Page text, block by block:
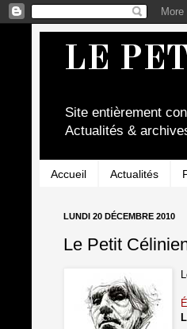
LE
Site entièrement
Actualités &
Accueil Actualités
LUNDI 20 DÉCEMBRE 2010
Le Petit